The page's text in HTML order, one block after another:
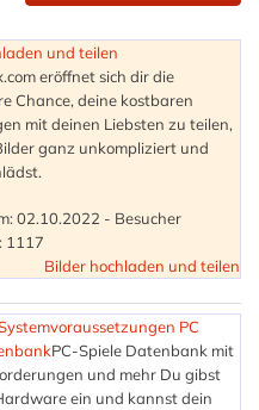
und teilen
eröffnet sich dir die
Chance, deine kostbaren
mit deinen Liebsten zu teilen,
ganz unkompliziert und
02.10.2022 - Besucher
1117
Bilder hochladen und teilen
PC
PC-Spiele Datenbank mit
und mehr Du gibst
ein und kannst dein